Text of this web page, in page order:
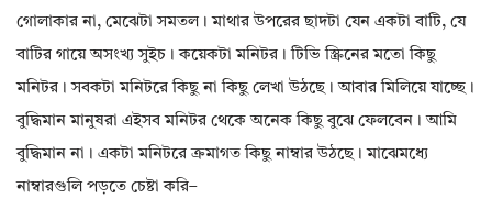
গোলাকার না, মেঝেটা সমতল। মাথার উপরের ছাদটা যেন একটা বাটি, যে
বাটির গায়ে অসংখ্য সুইচ। কয়েকটা মনিটর। টিভি স্ক্রিনের মতো কিছু
মনিটর। সবকটা মনিটরে কিছু না কিছু লেখা উঠছে। আবার মিলিয়ে যাচ্ছে।
বুদ্ধিমান মানুষরা এইসব মনিটর থেকে অনেক কিছু বুঝে ফেলবেন। আমি
বুদ্ধিমান না। একটা মনিটরে ক্রমাগত কিছু নাম্বার উঠছে। মাঝেমধ্যে
নাম্বারগুলি পড়তে চেষ্টা করি–